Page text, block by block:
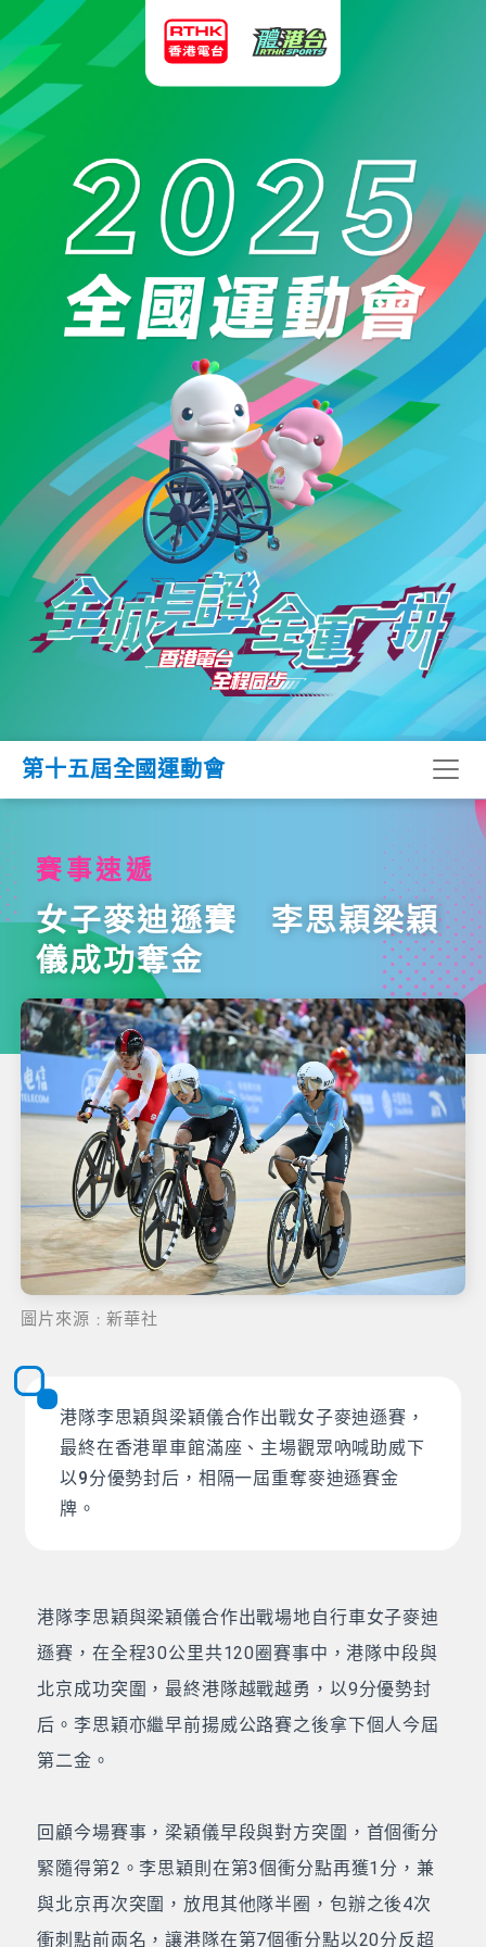
第十五屆全國運動會
賽事速遞
女子麥迪遜賽 李思穎梁穎
儀成功奪金
圖片來源﹕新華社
港隊李思穎與梁穎儀合作出戰女子麥迪遜賽，
最終在香港單車館滿座、主場觀眾吶喊助威下
以9分優勢封后，相隔一屆重奪麥迪遜賽金
牌。
港隊李思穎與梁穎儀合作出戰場地自行車女子麥迪
遜賽，在全程30公里共120圈賽事中，港隊中段與
北京成功突圍，最終港隊越戰越勇，以9分優勢封
后。李思穎亦繼早前揚威公路賽之後拿下個人今屆
第二金。
回顧今場賽事，梁穎儀早段與對方突圍，首個衝分
緊隨得第2。李思穎則在第3個衝分點再獲1分，兼
與北京再次突圍，放甩其他隊半圈，包辦之後4次
衝刺點前兩名，讓港隊在第7個衝分點以20分反超